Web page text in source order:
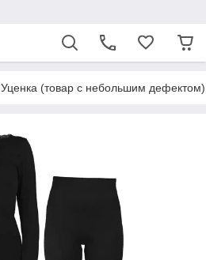
Уценка (товар с небольшим дефектом)